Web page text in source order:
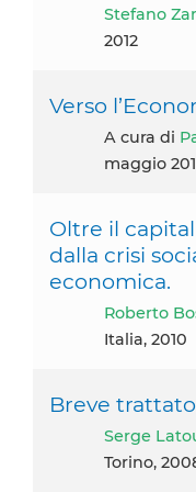
Stefano
2012
Verso
A cura di
maggio
Oltre il
dalla crisi
economica.
Roberto
Italia, 2010
Breve
Serge
Torino,